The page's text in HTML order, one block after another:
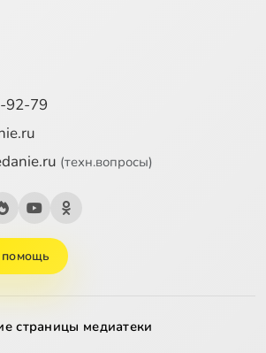
92-79
(техн.вопросы)
страницы медиатеки